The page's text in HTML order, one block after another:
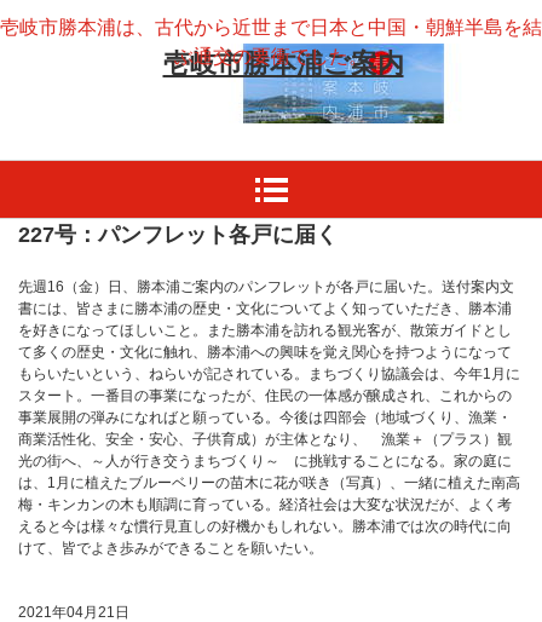
壱岐市勝本浦ご案内
壱岐市勝本浦は、古代から近世まで日本と中国・朝鮮半島を結
ぶ通交の要衝でした。
227号：パンフレット各戸に届く
先週16（金）日、勝本浦ご案内のパンフレットが各戸に届いた。送付案内文
書には、皆さまに勝本浦の歴史・文化についてよく知っていただき、勝本浦
を好きになってほしいこと。また勝本浦を訪れる観光客が、散策ガイドとし
て多くの歴史・文化に触れ、勝本浦への興味を覚え関心を持つようになって
もらいたいという、ねらいが記されている。まちづくり協議会は、今年1月に
スタート。一番目の事業になったが、住民の一体感が醸成され、これからの
事業展開の弾みになればと願っている。今後は四部会（地域づくり、漁業・
商業活性化、安全・安心、子供育成）が主体となり、 漁業＋（プラス）観
光の街へ、～人が行き交うまちづくり～ に挑戦することになる。家の庭に
は、1月に植えたブルーベリーの苗木に花が咲き（写真）、一緒に植えた南高
梅・キンカンの木も順調に育っている。経済社会は大変な状況だが、よく考
えると今は様々な慣行見直しの好機かもしれない。勝本浦では次の時代に向
けて、皆でよき歩みができることを願いたい。
2021年04月21日